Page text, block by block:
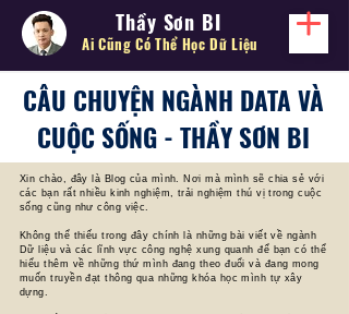
Thầy Sơn BI
Ai Cũng Có Thể Học Dữ Liệu
CÂU CHUYỆN NGÀNH DATA VÀ
CUỘC SỐNG - THẦY SƠN BI
Xin chào, đây là Blog của mình. Nơi mà mình sẽ chia sẻ với
các bạn rất nhiều kinh nghiệm, trải nghiệm thú vị trong cuộc
sống cũng như công việc.
Không thể thiếu trong đây chính là những bài viết về ngành
Dữ liệu và các lĩnh vực công nghệ xung quanh để bạn có thể
hiểu thêm về những thứ mình đang theo đuổi và đang mong
muốn truyền đạt thông qua những khóa học mình tự xây
dựng.